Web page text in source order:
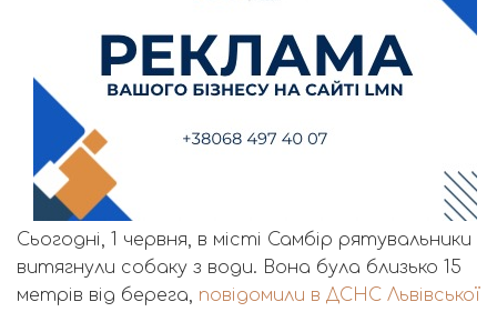
Сьогодні, 1 червня, в місті Самбір рятувальники
витягнули собаку з води. Вона була близько 15
метрів від берега, повідомили в ДСНС Львівської